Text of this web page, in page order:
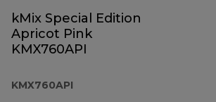
kMix Special Edition
Apricot Pink
KMX760API
KMX760API